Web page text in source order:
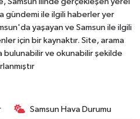
gündemi ile ilgili haberler yer
yaşayan ve Samsun ile ilgili
için bir kaynaktır. Site, arama
bulunabilir ve okunabilir şekilde
Samsun Hava Durumu